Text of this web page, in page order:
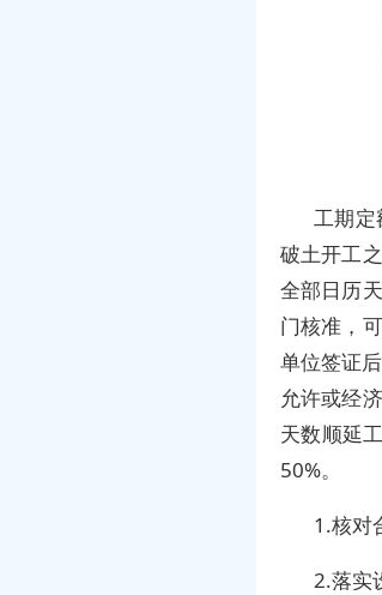
工期定
破土开工
全部日历
门核准，
单位签证
允许或经
天数顺延
50%。
1.核对
2.落实